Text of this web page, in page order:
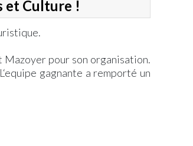
et Culture !
pour son organisation.
gagnante a remporté un